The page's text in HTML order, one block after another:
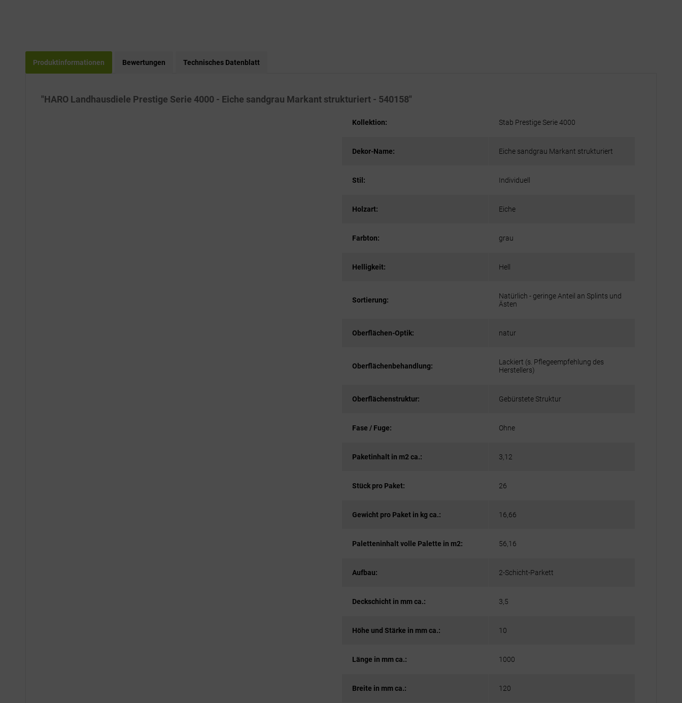
Produktinformationen Bewertungen Technisches Datenblatt
"HARO Landhausdiele Prestige Serie 4000 - Eiche sandgrau Markant strukturiert - 540158"
Kollektion: Stab Prestige Serie 4000
Dekor-Name: Eiche sandgrau Markant strukturiert
Stil: Individuell
Holzart: Eiche
Farbton: grau
Helligkeit: Hell
Sortierung:
Natürlich - geringe Anteil an Splints und
Ästen
Oberflächen-Optik: natur
Oberflächenbehandlung:
Lackiert (s. Pflegeempfehlung des
Herstellers)
Oberflächenstruktur: Gebürstete Struktur
Fase / Fuge: Ohne
Paketinhalt in m2 ca.: 3,12
Stück pro Paket: 26
Gewicht pro Paket in kg ca.: 16,66
Paletteninhalt volle Palette in m2: 56,16
Aufbau: 2-Schicht-Parkett
Deckschicht in mm ca.: 3,5
Höhe und Stärke in mm ca.: 10
Länge in mm ca.: 1000
Breite in mm ca.: 120